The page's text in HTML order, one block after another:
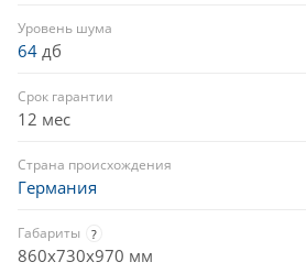
Уровень шума
64 дб
Срок гарантии
12 мес
Страна происхождения
Германия
Габариты ?
860х730х970 мм